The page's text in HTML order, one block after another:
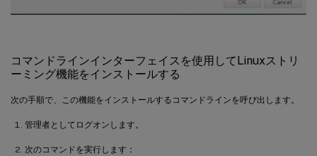
コマンドラインインターフェイスを使用してLinuxストリ
ーミング機能をインストールする
次の手順で、この機能をインストールするコマンドラインを呼び出します。
管理者としてログオンします。
次のコマンドを実行します：